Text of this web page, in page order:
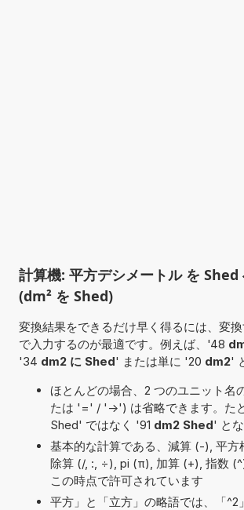
計算機: 平方デシメートル を Shed
(dm² を Shed)
変換結果をできるだけ早く得るには、変
で入力するのが最適です。例えば、'48
'34 dm2 に Shed' または単に '20 dm2'
ほとんどの場合、2 つのユニット名
たは '=' / '->') は省略できます。た
Shed' ではなく '91 dm2 Shed' とな
基本的な計算である、減算 (-), 平方
除算 (/, :, ÷), pi (π), 加算 (+), 指数
この時点で許可されています
平方」と「立方」の略語では、「^2